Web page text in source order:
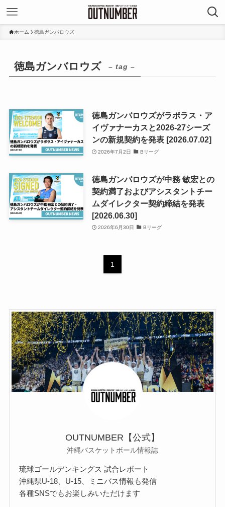
ホーム 徳島ガンバロウズ
徳島ガンバロウズ – tag –
徳島ガンバロウズがラポラス・ア
イヴァナーカスと2026-27シーズ
ンの新規契約を発表 [2026.07.02]
2026年7月2日 Bリーグ
徳島ガンバロウズが中務 敏宏との
契約満了およびアシスタントチー
ムダイレクター契約締結を発表
[2026.06.30]
2026年6月30日 Bリーグ
1
OUTNUMBER【公式】
沖縄バスケットボール情報誌
琉球ゴールデンキングス 試合レポート
沖縄県U-18、U-15、ミニバス情報も発信
各種SNSでもお楽しみいただけます